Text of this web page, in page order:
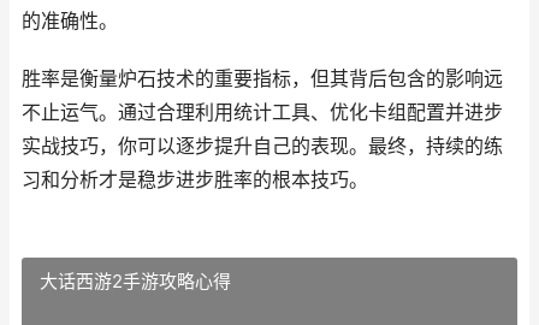
的准确性。
胜率是衡量炉石技术的重要指标，但其背后包含的影响远
不止运气。通过合理利用统计工具、优化卡组配置并进步
实战技巧，你可以逐步提升自己的表现。最终，持续的练
习和分析才是稳步进步胜率的根本技巧。
大话西游2手游攻略心得